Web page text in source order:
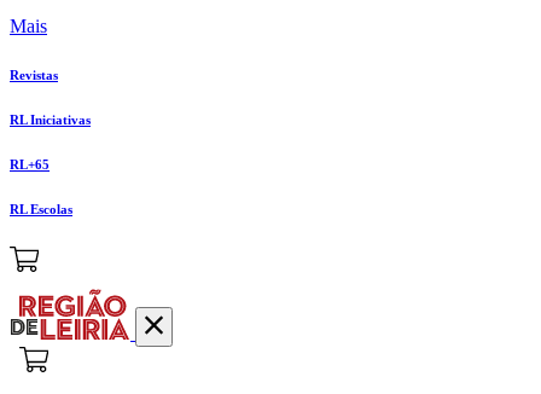
Mais
Revistas
RL Iniciativas
RL+65
RL Escolas